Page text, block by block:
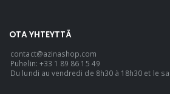
OTA YHTEYTTÄ
contact@azinashop.com
Puhelin: +33 1 89 86 15 49
Du lundi au vendredi de 8h30 à 18h30 et le